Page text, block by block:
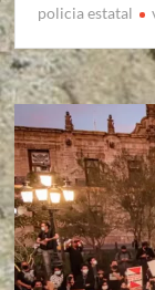
policia estatal